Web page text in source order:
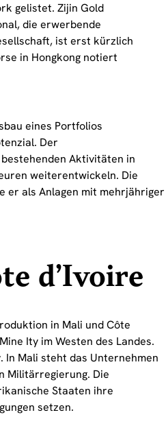
gelistet. Zijin Gold
die erwerbende
ist erst kürzlich
in Hongkong notiert
eines Portfolios
Der
Aktivitäten in
weiterentwickeln. Die
er als Anlagen mit mehrjähriger
d’Ivoire
in Mali und Côte
Ity im Westen des Landes.
Mali steht das Unternehmen
Militärregierung. Die
Staaten ihre
setzen.